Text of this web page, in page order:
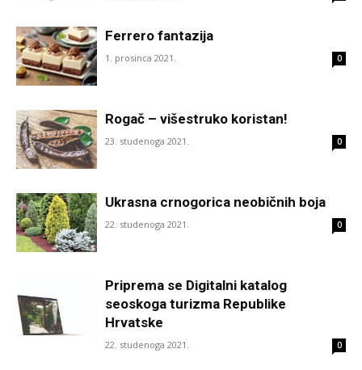
Ferrero fantazija
1. prosinca 2021. 0
Rogač – višestruko koristan!
23. studenoga 2021. 0
Ukrasna crnogorica neobičnih boja
22. studenoga 2021. 0
Priprema se Digitalni katalog
seoskoga turizma Republike
Hrvatske
22. studenoga 2021. 0